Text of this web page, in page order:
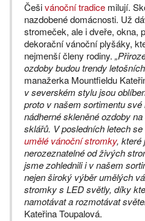
Češivánoční tradice milují.
nazdobené domácnosti. Už
stromeček, ale i dveře, okna,
dekorační vánoční plyšáky,
nejmenší členy rodiny.
ozdoby budou trendy
manažerka Mountfieldu
v severském stylu jsou
proto v našem sortimentu
nádherné skleněné ozdoby
sklářů. V posledních letech
umělé vánoční stromky, které
nerozeznatelné od živých
jsme zohlednili i v našem
nejen široký výběr umělých
stromky s LED světly, díky
namotávat a rozmotávat
Kateřina Toupalová.